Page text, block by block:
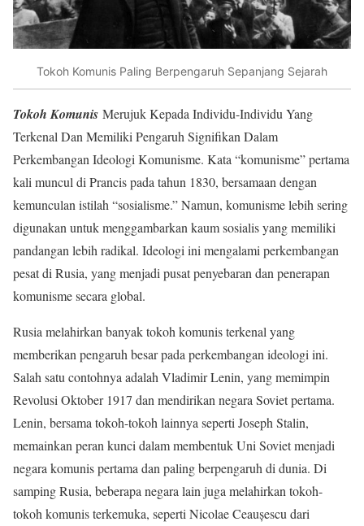
Tokoh Komunis Paling Berpengaruh Sepanjang Sejarah
Tokoh Komunis Merujuk Kepada Individu-Individu Yang
Terkenal Dan Memiliki Pengaruh Signifikan Dalam
Perkembangan Ideologi Komunisme. Kata “komunisme” pertama
kali muncul di Prancis pada tahun 1830, bersamaan dengan
kemunculan istilah “sosialisme.” Namun, komunisme lebih sering
digunakan untuk menggambarkan kaum sosialis yang memiliki
pandangan lebih radikal. Ideologi ini mengalami perkembangan
pesat di Rusia, yang menjadi pusat penyebaran dan penerapan
komunisme secara global.
Rusia melahirkan banyak tokoh komunis terkenal yang
memberikan pengaruh besar pada perkembangan ideologi ini.
Salah satu contohnya adalah Vladimir Lenin, yang memimpin
Revolusi Oktober 1917 dan mendirikan negara Soviet pertama.
Lenin, bersama tokoh-tokoh lainnya seperti Joseph Stalin,
memainkan peran kunci dalam membentuk Uni Soviet menjadi
negara komunis pertama dan paling berpengaruh di dunia. Di
samping Rusia, beberapa negara lain juga melahirkan tokoh-
tokoh komunis terkemuka, seperti Nicolae Ceaușescu dari